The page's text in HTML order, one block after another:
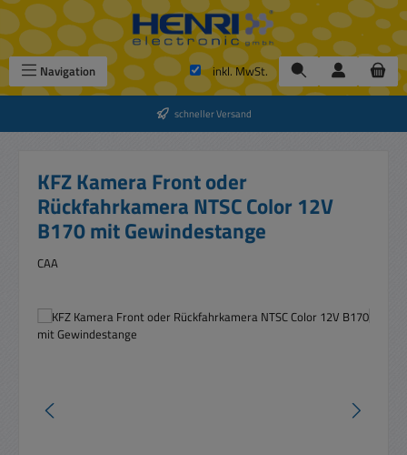
Zum Hauptinhalt springen
Navigation inkl. MwSt.
schneller Versand
KFZ Kamera Front oder
Rückfahrkamera NTSC Color 12V
B170 mit Gewindestange
CAA
Bildergalerie überspringen